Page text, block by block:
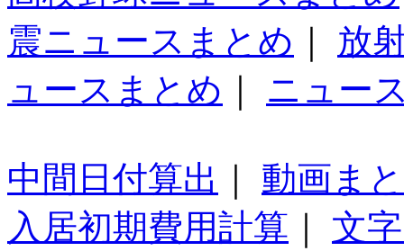
震ニュースまとめ
放
ュースまとめ
ニュー
中間日付算出
動画ま
入居初期費用計算
文